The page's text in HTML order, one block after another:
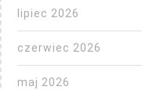
lipiec 2026
czerwiec 2026
maj 2026